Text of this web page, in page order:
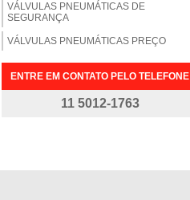
VÁLVULAS PNEUMÁTICAS DE
SEGURANÇA
VÁLVULAS PNEUMÁTICAS PREÇO
ENTRE EM CONTATO PELO TELEFONE
11 5012-1763